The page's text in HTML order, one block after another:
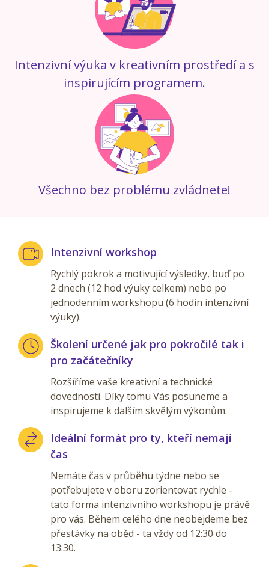
Intenzivní výuka v kreativním prostředí a s
inspirujícím programem.
Všechno bez problému zvládnete!
Intenzivní workshop
Rychlý pokrok a motivující výsledky, buď po
2 dnech (12 hod výuky celkem) nebo po
jednodenním workshopu (6 hodin intenzivní
výuky).
Školení určené jak pro pokročilé tak i
pro začátečníky
Rozšíříme vaše kreativní a technické
dovednosti. Díky tomu Vás posuneme a
inspirujeme k dalším skvělým výkonům.
Ideální formát pro ty, kteří nemají
čas
Nemáte čas v průběhu týdne nebo se
potřebujete v oboru zorientovat rychle -
tato forma intenzivního workshopu je právě
pro vás. Během celého dne neobejdeme bez
přestávky na oběd - ta vždy od 12:30 do
13:30.